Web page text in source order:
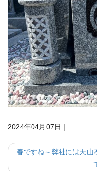
2024年04月07日 |
春ですね～弊社には天山